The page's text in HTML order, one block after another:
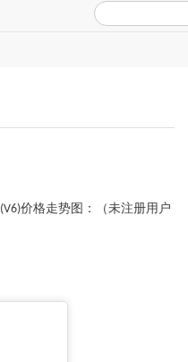
价格走势图：（未注册用户